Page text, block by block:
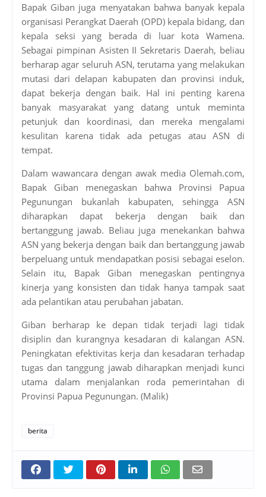
Bapak Giban juga menyatakan bahwa banyak kepala
organisasi Perangkat Daerah (OPD) kepala bidang, dan
kepala seksi yang berada di luar kota Wamena.
Sebagai pimpinan Asisten II Sekretaris Daerah, beliau
berharap agar seluruh ASN, terutama yang melakukan
mutasi dari delapan kabupaten dan provinsi induk,
dapat bekerja dengan baik. Hal ini penting karena
banyak masyarakat yang datang untuk meminta
petunjuk dan koordinasi, dan mereka mengalami
kesulitan karena tidak ada petugas atau ASN di
tempat.
Dalam wawancara dengan awak media Olemah.com,
Bapak Giban menegaskan bahwa Provinsi Papua
Pegunungan bukanlah kabupaten, sehingga ASN
diharapkan dapat bekerja dengan baik dan
bertanggung jawab. Beliau juga menekankan bahwa
ASN yang bekerja dengan baik dan bertanggung jawab
berpeluang untuk mendapatkan posisi sebagai eselon.
Selain itu, Bapak Giban menegaskan pentingnya
kinerja yang konsisten dan tidak hanya tampak saat
ada pelantikan atau perubahan jabatan.
Giban berharap ke depan tidak terjadi lagi tidak
disiplin dan kurangnya kesadaran di kalangan ASN.
Peningkatan efektivitas kerja dan kesadaran terhadap
tugas dan tanggung jawab diharapkan menjadi kunci
utama dalam menjalankan roda pemerintahan di
Provinsi Papua Pegunungan. (Malik)
berita